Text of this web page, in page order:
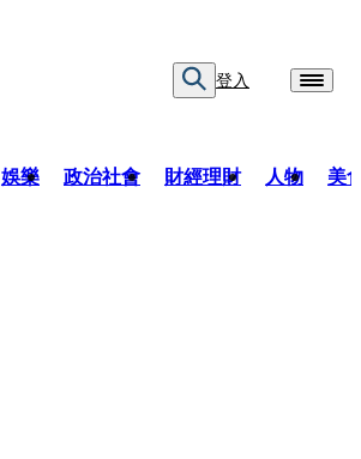
登入
娛樂 政治社會 財經理財 人物 美